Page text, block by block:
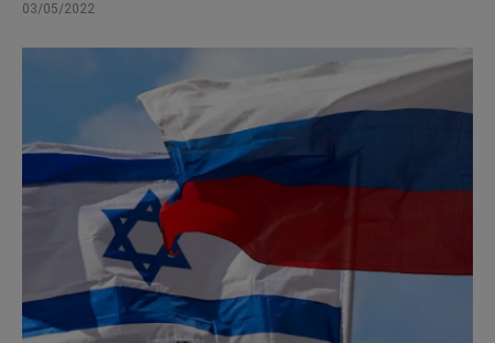
03/05/2022